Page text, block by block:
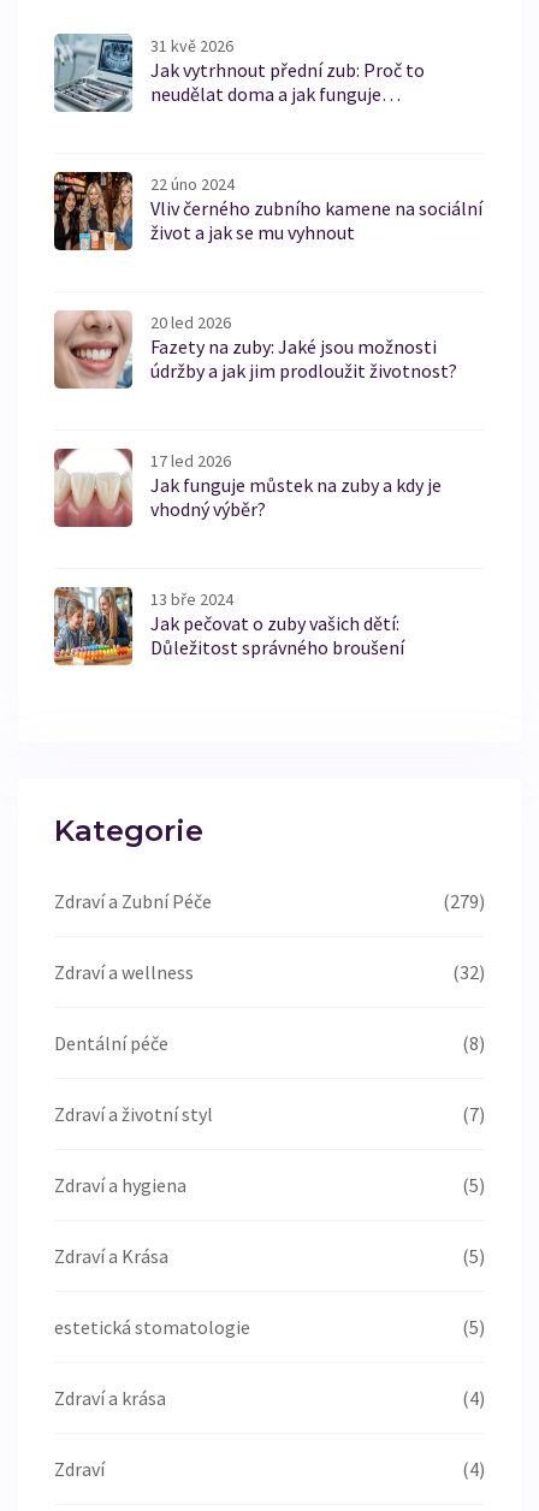
31 kvě 2026
Jak vytrhnout přední zub: Proč to
neudělat doma a jak funguje
22 úno 2024
Vliv černého zubního kamene na sociální
život a jak se mu vyhnout
20 led 2026
Fazety na zuby: Jaké jsou možnosti
údržby a jak jim prodloužit životnost?
17 led 2026
Jak funguje můstek na zuby a kdy je
vhodný výběr?
13 bře 2024
Jak pečovat o zuby vašich dětí:
Důležitost správného broušení
Kategorie
Zdraví a Zubní Péče (279)
Zdraví a wellness (32)
Dentální péče (8)
Zdraví a životní styl (7)
Zdraví a hygiena (5)
Zdraví a Krása (5)
estetická stomatologie (5)
Zdraví a krása (4)
Zdraví (4)